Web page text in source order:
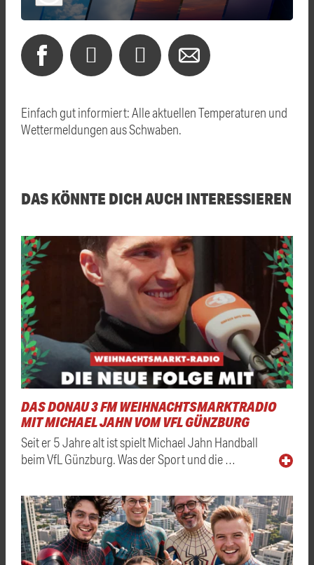
Einfach gut informiert: Alle aktuellen Temperaturen und
Wettermeldungen aus Schwaben.
DAS KÖNNTE DICH AUCH INTERESSIEREN
DAS DONAU 3 FM WEIHNACHTSMARKTRADIO
MIT MICHAEL JAHN VOM VFL GÜNZBURG
Seit er 5 Jahre alt ist spielt Michael Jahn Handball
beim VfL Günzburg. Was der Sport und die …